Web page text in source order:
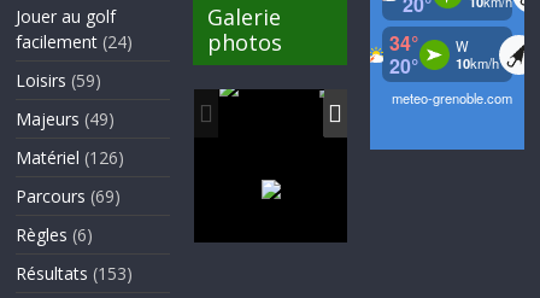
Jouer au golf
facilement (24)
Loisirs (59)
Majeurs (49)
Matériel (126)
Parcours (69)
Règles (6)
Résultats (153)
Galerie
photos